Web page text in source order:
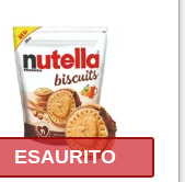
ESAURITO